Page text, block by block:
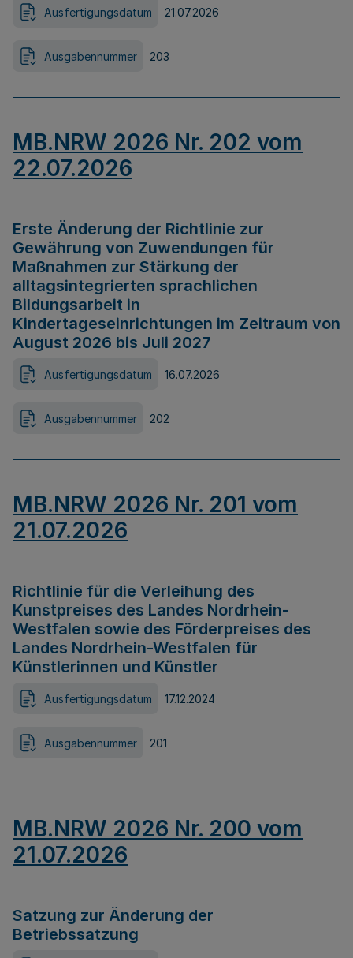
Ausfertigungsdatum 21.07.2026
Ausgabennummer 203
MB.NRW 2026 Nr. 202 vom
22.07.2026
Erste Änderung der Richtlinie zur
Gewährung von Zuwendungen für
Maßnahmen zur Stärkung der
alltagsintegrierten sprachlichen
Bildungsarbeit in
Kindertageseinrichtungen im Zeitraum von
August 2026 bis Juli 2027
Ausfertigungsdatum 16.07.2026
Ausgabennummer 202
MB.NRW 2026 Nr. 201 vom
21.07.2026
Richtlinie für die Verleihung des
Kunstpreises des Landes Nordrhein-
Westfalen sowie des Förderpreises des
Landes Nordrhein-Westfalen für
Künstlerinnen und Künstler
Ausfertigungsdatum 17.12.2024
Ausgabennummer 201
MB.NRW 2026 Nr. 200 vom
21.07.2026
Satzung zur Änderung der
Betriebssatzung